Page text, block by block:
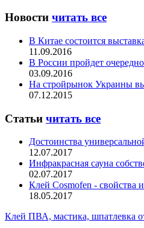
Новости читать все
В Китае состоится
11.09.2016
В России пройдет
03.09.2016
На стройрынок Украины
07.12.2015
Статьи читать все
Достоинства
12.07.2017
Инфракрасная сауна
02.07.2017
Клей Cosmofen - свойства
18.05.2017
Клей ПВА, мастика, шпатлевка